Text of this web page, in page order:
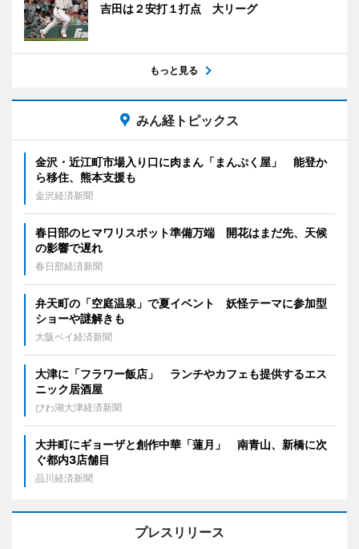
吉田は２安打１打点 大リーグ
もっと見る
みん経トピックス
金沢・近江町市場入り口に肉まん「まんぷく屋」 能登か
ら移住、熊本支援も
金沢経済新聞
春日部のヒマワリスポット準備万端 開花はまだ先、天候
の影響で遅れ
春日部経済新聞
弁天町の「空庭温泉」で夏イベント 妖怪テーマに参加型
ショーや謎解きも
大阪ベイ経済新聞
大津に「フラワー飯店」 ランチやカフェも提供するエス
ニック居酒屋
びわ湖大津経済新聞
大井町にギョーザと創作中華「蓮月」 南青山、新橋に次
ぐ都内3店舗目
品川経済新聞
プレスリリース